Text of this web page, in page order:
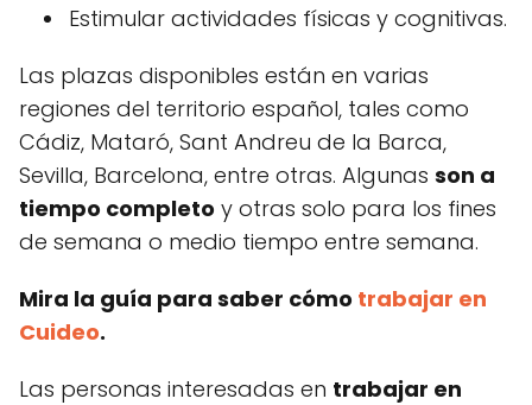
Estimular actividades físicas y cognitivas.
Las plazas disponibles están en varias
regiones del territorio español, tales como
Cádiz, Mataró, Sant Andreu de la Barca,
Sevilla, Barcelona, entre otras. Algunas son a
tiempo completo y otras solo para los fines
de semana o medio tiempo entre semana.
Mira la guía para saber cómo trabajar en
Cuideo.
Las personas interesadas en trabajar en